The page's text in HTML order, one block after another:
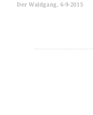
Der Waldgang, 6-9-2015